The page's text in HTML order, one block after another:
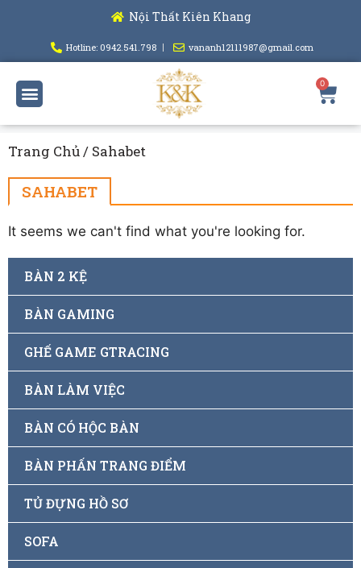
Nội Thất Kiên Khang
Hotline: 0942.541.798 vananh12111987@gmail.com
Trang Chủ/ Sahabet
BÀN 2 KỆ
BÀN GAMING
GHẾ GAME GTRACING
BÀN LÀM VIỆC
BÀN CÓ HỘC BÀN
BÀN PHẤN TRANG ĐIỂM
TỦ ĐỰNG HỒ SƠ
SOFA
SAHABET
It seems we can't find what you're looking for.